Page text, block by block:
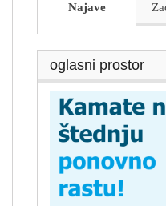
Najave
oglasni prostor